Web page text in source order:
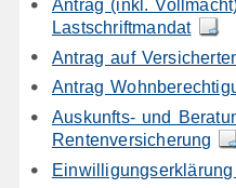
Antrag (inkl.
Lastschriftmandat
Antrag auf
Antrag
Auskunfts- und
Rentenversicherung